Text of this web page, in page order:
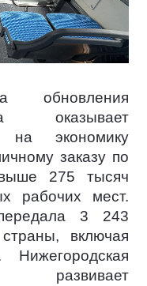
обновления
оказывает
на экономику
заказу по
275 тысяч
рабочих мест.
3 243
включая
Нижегородская
развивает